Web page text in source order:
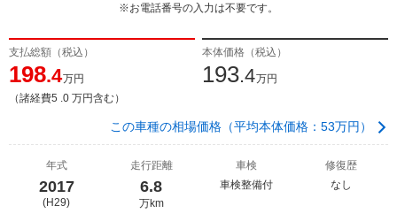
※お電話番号の入力は不要です。
支払総額（税込）
198.4万円
（諸経費5 .0 万円含む）
本体価格（税込）
193.4万円
この車種の相場価格（平均本体価格：53万円）
年式
2017
(H29)
走行距離
6.8
万km
車検
車検整備付
修復歴
なし